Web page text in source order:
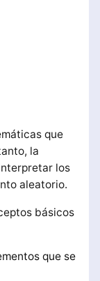
que
la
los
aleatorio.
básicos
que se